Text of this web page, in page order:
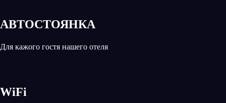
АВТОСТОЯНКА
Для кажого гостя нашего отеля
WiFi